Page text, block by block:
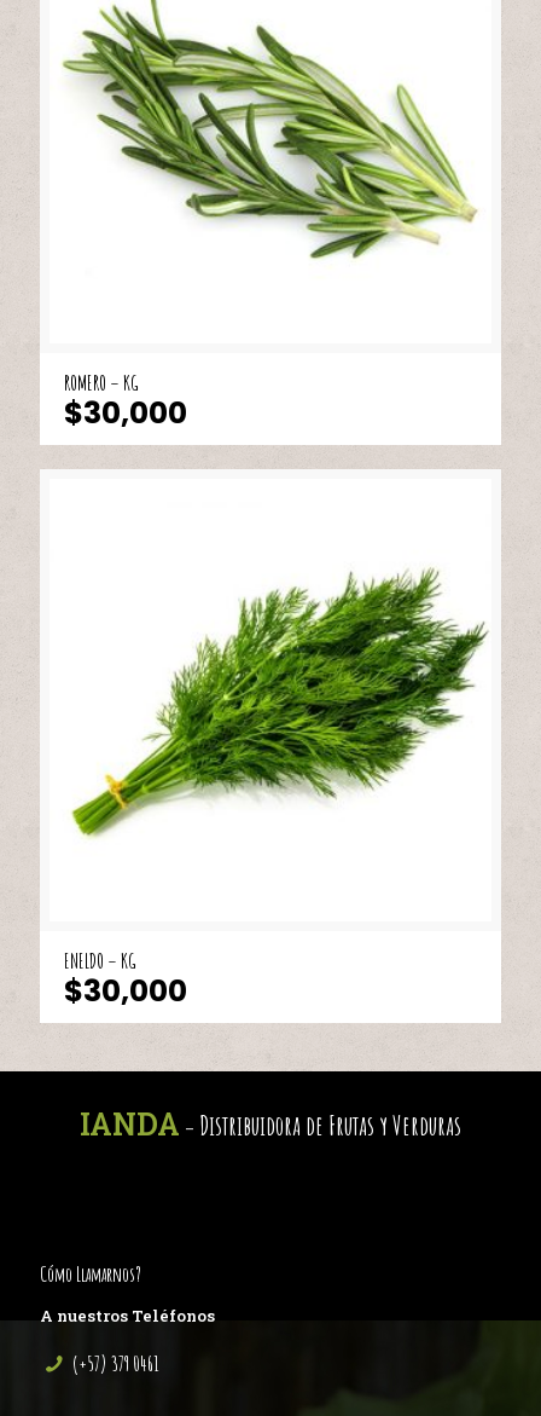
ROMERO – KG
$30,000
ENELDO – KG
$30,000
IANDA - Distribuidora de Frutas y Verduras
Cómo Llamarnos?
A nuestros Teléfonos
(+57) 379 0461